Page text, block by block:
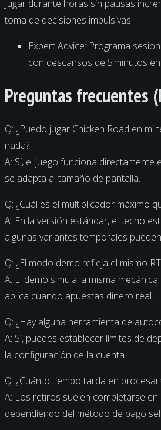
Jugar durante horas sin pausas
toma de decisiones impulsivas.
Expert Advice: Programa
con descansos de 5 minutos
Preguntas frecuentes
Q: ¿Puedo jugar Chicken Road en
nada?
A: Sí, el juego funciona directamente
se adapta al tamaño de pantalla.
Q: ¿Cuál es el multiplicador máximo
A: En la versión estándar, el techo
algunas variantes temporales
Q: ¿El modo demo refleja el mismo
A: El demo simula la misma
aplica cuando apuestas dinero real.
Q: ¿Hay alguna herramienta de
A: Sí, puedes establecer límites de
la configuración de la cuenta.
Q: ¿Cuánto tiempo tarda en
A: Los retiros suelen completarse en
dependiendo del método de pago